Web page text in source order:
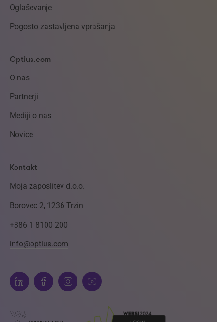
Oglaševanje
Pogosto zastavljena vprašanja
Optius.com
O nas
Partnerji
Mediji o nas
Novice
Kontakt
Moja zaposlitev d.o.o.
Borovec 2, 1236 Trzin
+386 1 8100 200
info@optius.com